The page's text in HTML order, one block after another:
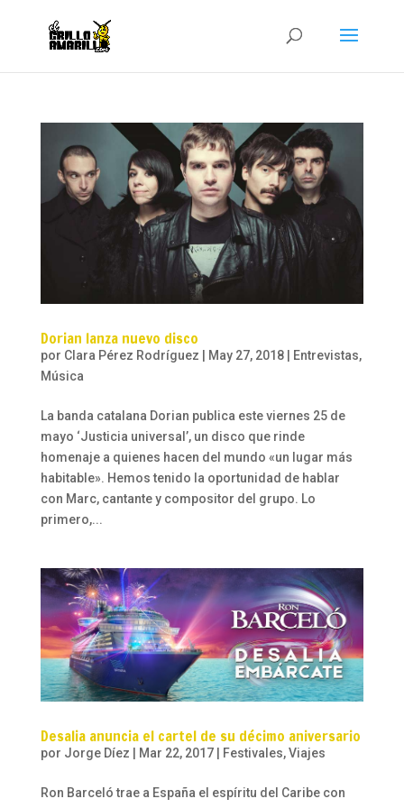
Dorian lanza nuevo disco
por Clara Pérez Rodríguez May 27, 2018| Entrevistas,
Música
La banda catalana Dorian publica este viernes 25 de
mayo ‘Justicia universal’, un disco que rinde
homenaje a quienes hacen del mundo «un lugar más
habitable». Hemos tenido la oportunidad de hablar
con Marc, cantante y compositor del grupo. Lo
primero,...
Desalia anuncia el cartel de su décimo aniversario
por Jorge Díez Mar 22, 2017| Festivales,Viajes
Ron Barceló trae a España el espíritu del Caribe con